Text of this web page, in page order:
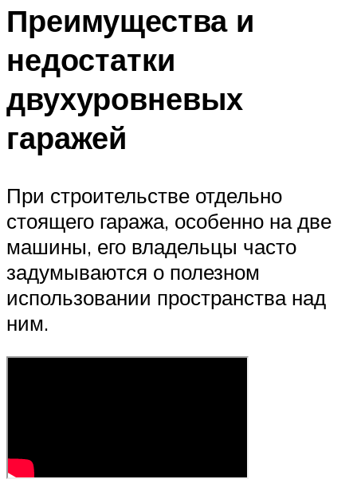
Преимущества и
недостатки
двухуровневых
гаражей
При строительстве отдельно
стоящего гаража, особенно на две
машины, его владельцы часто
задумываются о полезном
использовании пространства над
ним.